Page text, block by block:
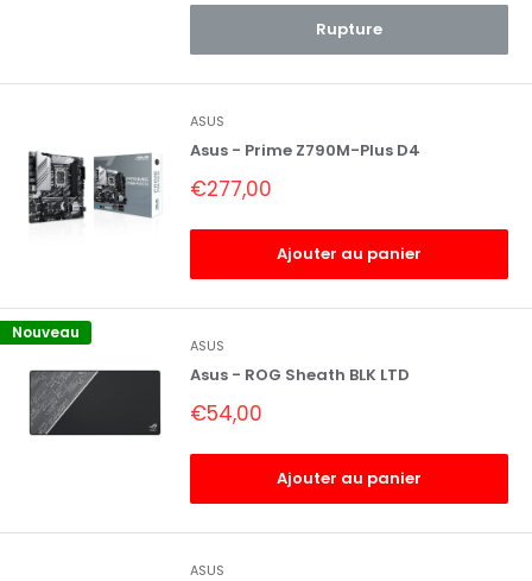
Rupture
ASUS
Asus - Prime Z790M-Plus D4
Prix
réduit
€277,00
Ajouter au panier
Nouveau
ASUS
Asus - ROG Sheath BLK LTD
Prix
réduit
€54,00
Ajouter au panier
ASUS